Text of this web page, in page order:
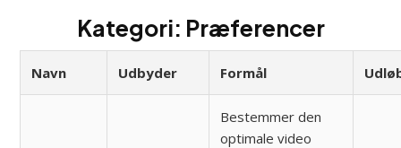
Kategori: Præferencer
Navn Udbyder Formål
Bestemmer den
optimale video